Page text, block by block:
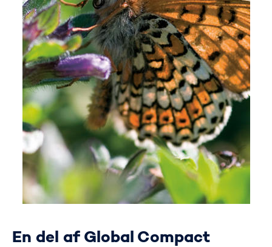
En del af Global Compact